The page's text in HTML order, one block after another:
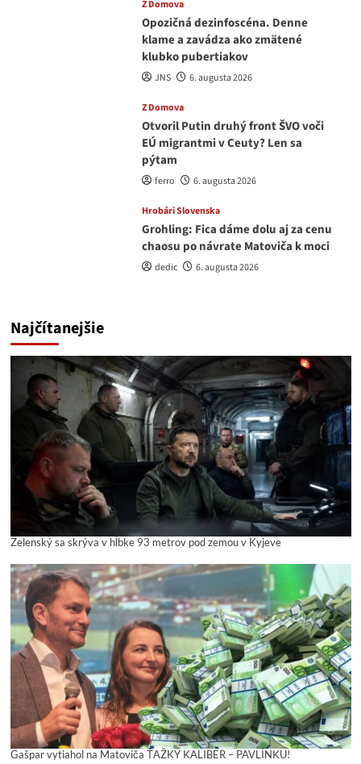
Z Domova
Opozičná dezinfoscéna. Denne
klame a zavádza ako zmätené
klubko pubertiakov
JNS 6. augusta 2026
Z Domova
Otvoril Putin druhý front ŠVO voči
EÚ migrantmi v Ceuty? Len sa
pýtam
ferro 6. augusta 2026
Hrobári Slovenska
Grohling: Fica dáme dolu aj za cenu
chaosu po návrate Matoviča k moci
dedic 6. augusta 2026
Najčítanejšie
Zelenský sa skrýva v hĺbke 93 metrov pod zemou v Kyjeve
Gašpar vytiahol na Matoviča ŤAŽKÝ KALIBER – PAVLÍNKU!